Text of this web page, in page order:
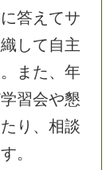
答えてサ
して自主
また、年
習会や懇
り、相談
。